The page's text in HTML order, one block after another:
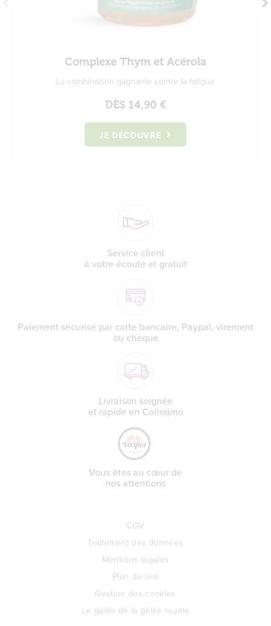
Complexe Thym et Acérola
La combinaison gagnante contre la fatigue
DÈS 14,90 €
JE DÉCOUVRE
Service client
à votre écoute et gratuit
Paiement sécurisé par carte bancaire, Paypal, virement
ou chèque
Livraison soignée
et rapide en Colissimo
Vous êtes au cœur de
nos attentions
CGV
Traitement des données
Mentions légales
Plan du site
Gestion des cookies
Le guide de la gelée royale